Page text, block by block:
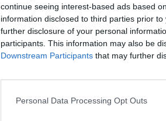
continue seeing interest-based ads based
information disclosed to third parties prior
further disclosure of your personal
participants. This information may also be
Downstream Participants that may further
Personal Data Processing Opt Outs